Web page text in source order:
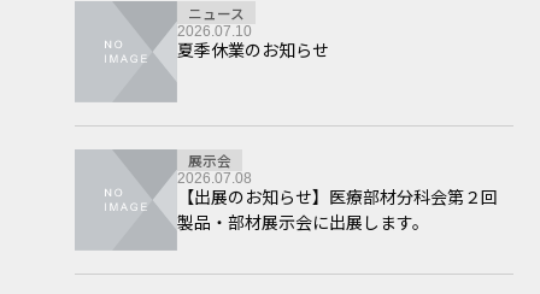
ニュース
2026.07.10
夏季休業のお知らせ
展示会
2026.07.08
【出展のお知らせ】医療部材分科会第２回
製品・部材展示会に出展します。